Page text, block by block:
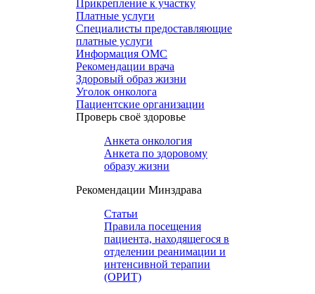
Прикрепление к участку
Платные услуги
Специалисты предоставляющие
платные услуги
Информация ОМС
Рекомендации врача
Здоровый образ жизни
Уголок онколога
Пациентские организации
Проверь своё здоровье
Анкета онкология
Анкета по здоровому
образу жизни
Рекомендации Минздрава
Статьи
Правила посещения
пациента, находящегося в
отделении реанимации и
интенсивной терапии
(ОРИТ)